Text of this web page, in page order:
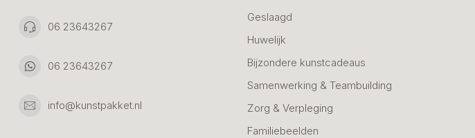
06 23643267
06 23643267
info@kunstpakket.nl
Geslaagd
Huwelijk
Bijzondere kunstcadeaus
Samenwerking & Teambuilding
Zorg & Verpleging
Familiebeelden